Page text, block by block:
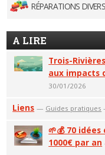
RÉPARATIONS
A LIRE
Trois-
aux impacts
30/01/2026
Liens — Guides pratiques
🌱💰 70
1000€ par an